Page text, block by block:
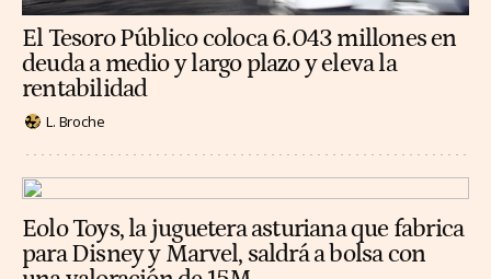
El Tesoro Público coloca 6.043 millones en
deuda a medio y largo plazo y eleva la
rentabilidad
L. Broche
Eolo Toys, la juguetera asturiana que fabrica
para Disney y Marvel, saldrá a bolsa con